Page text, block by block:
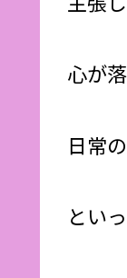
心が
日常
とい